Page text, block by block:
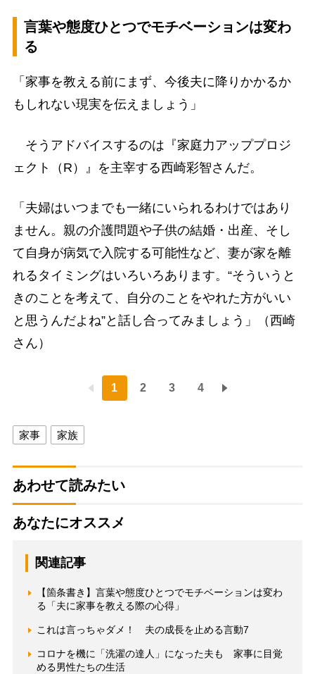
言葉や態度ひとつでモチベーションは変わ
る
「家事を教える前にまず、今後夫に降りかかるか
もしれない現実を伝えましょう」
そうアドバイスするのは『家庭力アッププロジ
ェクト（R）』を主宰する西崎彩智さんだ。
「夫婦はいつまでも一緒にいられるわけではあり
ません。親の介護問題や子供の結婚・出産、そし
て自身が病気で入院する可能性など、妻が家を離
れるタイミングはいろいろあります。“そういうと
きのことを考えて、自分のことをやれた方がいい
と思うんだよね”と話し合ってみましょう」（西崎
さん）
1 2 3 4
家事 家族
あわせて読みたい
あなたにオススメ
関連記事
【箇条書き】言葉や態度ひとつでモチベーションは変わ
る「夫に家事を教える際の心得」
これは言っちゃダメ！ 夫の成長を止める言動7
コロナを機に「洗濯の達人」になった夫も 家事に目覚
める男性たちの生活